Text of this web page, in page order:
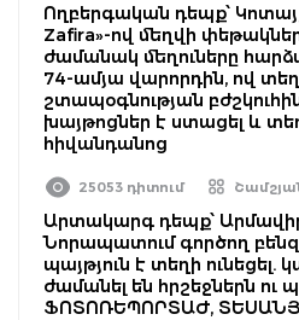
Ողբերգական դեպք՝
Zafira»-ով մեղվի
ժամանակ մեղուները
74-ամյա վարորդին, ով
շտապօգնության
խայթոցներ է ստացել և
հիվանդանոց
25053 դիտում
Արտակարգ դեպք՝
Նորապատում գործող
պայթյուն է տեղի ունեցել.
ժամանել են հրշեջներն ու
ՖՈՏՈՌԵՊՈՐՏԱԺ,